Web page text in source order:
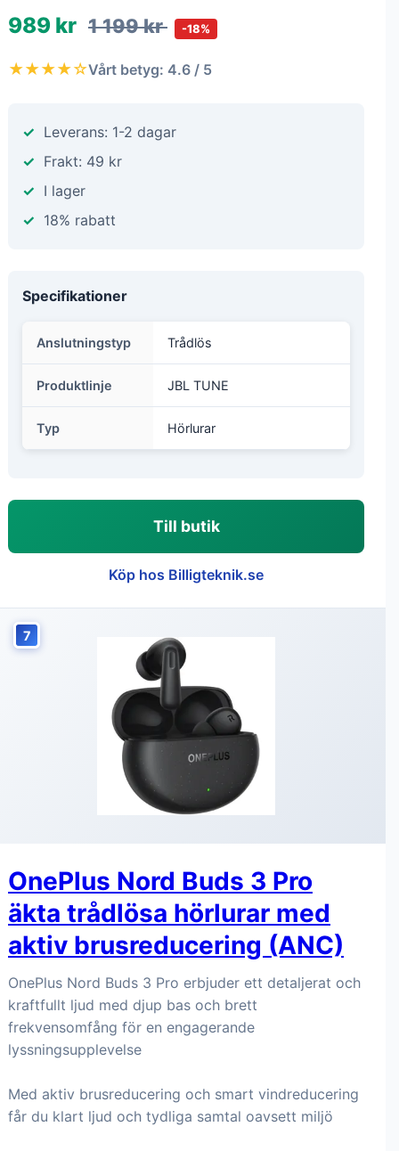
989 kr 1 199 kr -18%
★★★★☆Vårt betyg: 4.6 / 5
Leverans: 1-2 dagar
Frakt: 49 kr
I lager
18% rabatt
Specifikationer
Anslutningstyp Trådlös
Produktlinje JBL TUNE
Typ Hörlurar
Till butik
Köp hos Billigteknik.se
7
OnePlus Nord Buds 3 Pro
äkta trådlösa hörlurar med
aktiv brusreducering (ANC)
OnePlus Nord Buds 3 Pro erbjuder ett detaljerat och
kraftfullt ljud med djup bas och brett
frekvensomfång för en engagerande
lyssningsupplevelse
Med aktiv brusreducering och smart vindreducering
får du klart ljud och tydliga samtal oavsett miljö